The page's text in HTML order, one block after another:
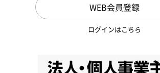
WEB会員登録
ログインはこちら